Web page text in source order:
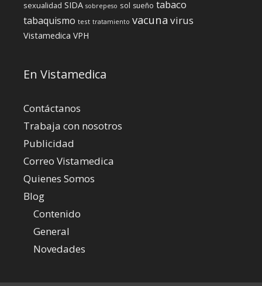
sexualidad SIDA sobrepeso sol sueño tabaco
tabaquismo test tratamiento vacuna virus
Vistamedica VPH
En Vistamedica
Contáctanos
Trabaja con nosotros
Publicidad
Correo Vistamedica
Quienes Somos
Blog
Contenido
General
Novedades